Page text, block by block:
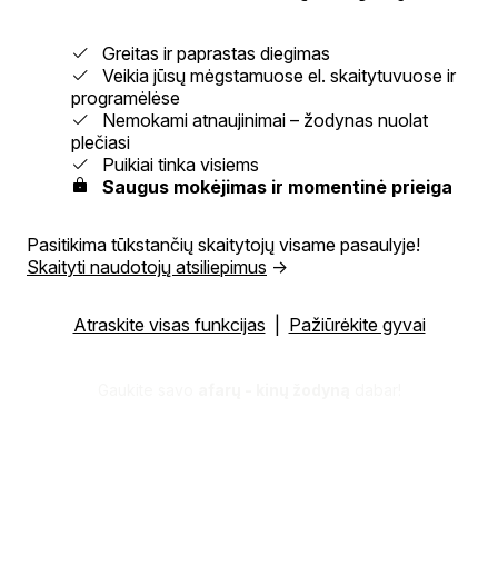
Greitas ir paprastas diegimas
Veikia jūsų mėgstamuose el. skaitytuvuose ir
programėlėse
Nemokami atnaujinimai – žodynas nuolat
plečiasi
Puikiai tinka visiems
Saugus mokėjimas ir momentinė prieiga
Pasitikima tūkstančių skaitytojų visame pasaulyje!
Skaityti naudotojų atsiliepimus →
Atraskite visas funkcijas Pažiūrėkite gyvai